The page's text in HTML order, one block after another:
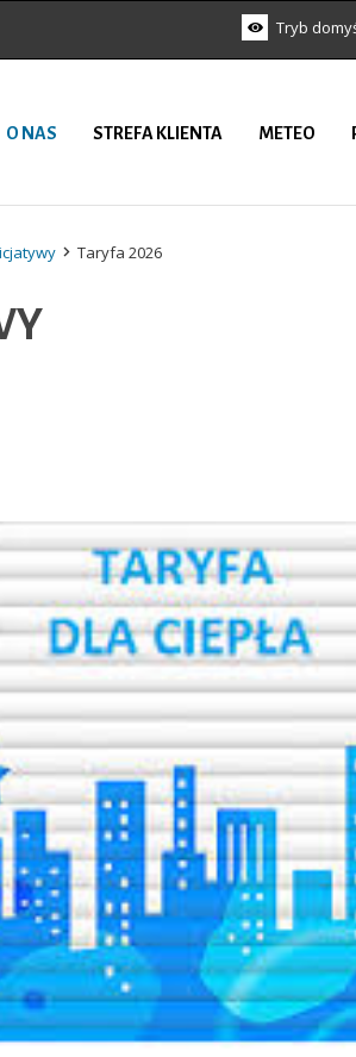
Tryb
O NAS STREFA KLIENTA METEO
Taryfa 2026